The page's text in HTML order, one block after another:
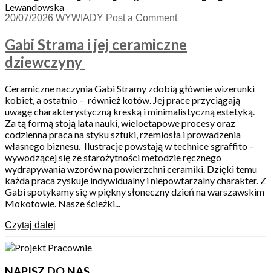
20/07/2026 WYWIADY Post a Comment
Gabi Strama i jej ceramiczne
dziewczyny
Ceramiczne naczynia Gabi Stramy zdobią głównie wizerunki
kobiet, a ostatnio – również kotów. Jej prace przyciągają
uwagę charakterystyczną kreską i minimalistyczną estetyką.
Za tą formą stoją lata nauki, wieloetapowe procesy oraz
codzienna praca na styku sztuki, rzemiosła i prowadzenia
własnego biznesu. Ilustracje powstają w technice sgraffito –
wywodzącej się ze starożytności metodzie ręcznego
wydrapywania wzorów na powierzchni ceramiki. Dzięki temu
każda praca zyskuje indywidualny i niepowtarzalny charakter. Z
Gabi spotykamy się w piękny słoneczny dzień na warszawskim
Mokotowie. Nasze ścieżki...
Czytaj dalej